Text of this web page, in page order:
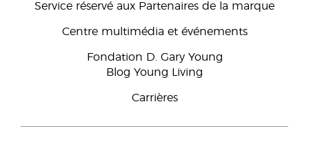
Service réservé aux Partenaires de la marque
Centre multimédia et événements
Fondation D. Gary Young
Blog Young Living
Carrières